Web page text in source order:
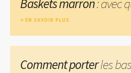
Baskets marron: avec
EN SAVOIR PLUS
Comment porterles